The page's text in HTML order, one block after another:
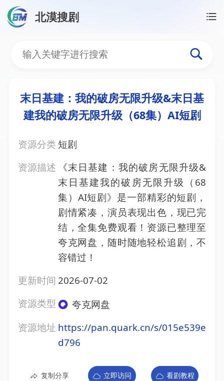
北漠搜剧
末日基建：我的破房无
末日基建：我的破房无限升级&末日基
建我的破房无限升级（68集）AI短剧
资源分类 短剧
资源描述
《末日基建：我的破房无限升级&
末日基建我的破房无限升级（68
集）AI短剧》是一部精彩的短剧，
剧情紧凑，演员表现出色，现已完
结，全集免费观看！资源已整理至
夸克网盘，随时随地轻松追剧，不
容错过！
更新时间 2026-07-02
资源类型
夸克网盘
资源地址 https://pan.quark.cn/s/015e539e
d796
复制分享 立即访问 看剧教程